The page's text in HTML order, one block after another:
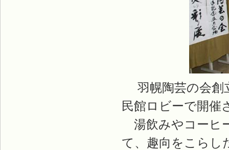
羽幌陶芸の会創
民館ロビーで開催
湯飲みやコーヒ
て、趣向をこらし